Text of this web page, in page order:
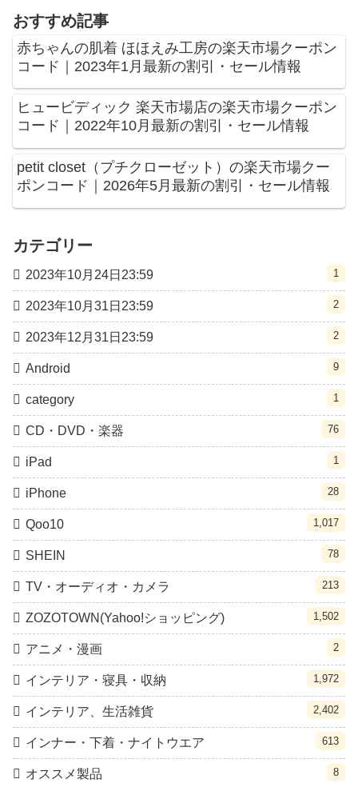
おすすめ記事
赤ちゃんの肌着 ほほえみ工房の楽天市場クーポン
コード｜2023年1月最新の割引・セール情報
ヒュービディック 楽天市場店の楽天市場クーポン
コード｜2022年10月最新の割引・セール情報
petit closet（プチクローゼット）の楽天市場クー
ポンコード｜2026年5月最新の割引・セール情報
カテゴリー
2023年10月24日23:59 1
2023年10月31日23:59 2
2023年12月31日23:59 2
Android 9
category 1
CD・DVD・楽器 76
iPad 1
iPhone 28
Qoo10 1,017
SHEIN 78
TV・オーディオ・カメラ 213
ZOZOTOWN(Yahoo!ショッピング) 1,502
アニメ・漫画 2
インテリア・寝具・収納 1,972
インテリア、生活雑貨 2,402
インナー・下着・ナイトウエア 613
オススメ製品 8